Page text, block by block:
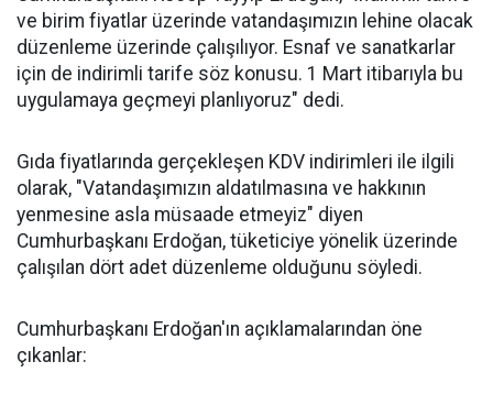
ve birim fiyatlar üzerinde vatandaşımızın lehine olacak
düzenleme üzerinde çalışılıyor. Esnaf ve sanatkarlar
için de indirimli tarife söz konusu. 1 Mart itibarıyla bu
uygulamaya geçmeyi planlıyoruz" dedi.
Gıda fiyatlarında gerçekleşen KDV indirimleri ile ilgili
olarak, "Vatandaşımızın aldatılmasına ve hakkının
yenmesine asla müsaade etmeyiz" diyen
Cumhurbaşkanı Erdoğan, tüketiciye yönelik üzerinde
çalışılan dört adet düzenleme olduğunu söyledi.
Cumhurbaşkanı Erdoğan'ın açıklamalarından öne
çıkanlar: